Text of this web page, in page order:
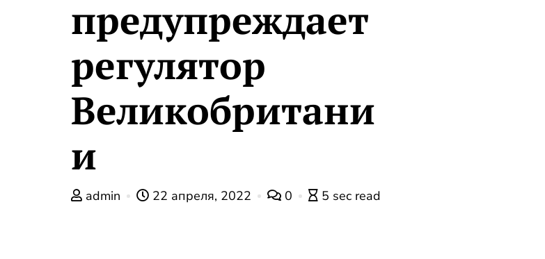
предупреждает
регулятор
Великобритани
и
admin 22 апреля, 2022 0 5 sec read